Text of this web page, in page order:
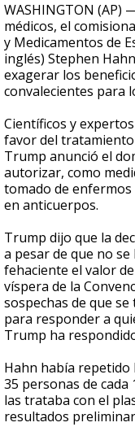
WASHINGTON (AP)
médicos, el
y Medicamentos de
inglés) Stephen
exagerar los
convalecientes para
Científicos y
favor del
Trump anunció el
autorizar, como
tomado de enfermos
en anticuerpos.
Trump dijo que la
a pesar de que no
fehaciente el valor
víspera de la
sospechas de que
para responder a
Trump ha
Hahn había repetido
35 personas de
las trataba con el
resultados